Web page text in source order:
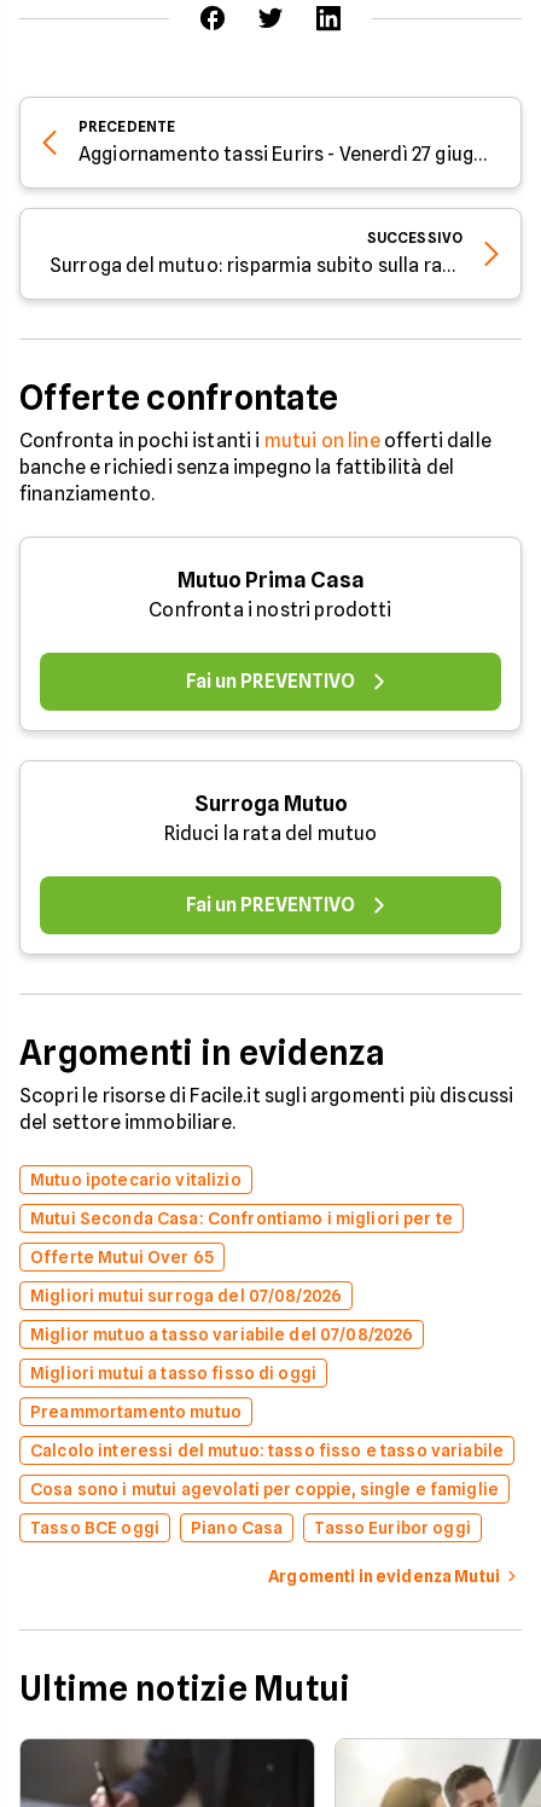
PRECEDENTE
Aggiornamento tassi Eurirs - Venerdì 27 giugno 2025
SUCCESSIVO
Surroga del mutuo: risparmia subito sulla rata da luglio 2025
Offerte confrontate
Confronta in pochi istanti i mutui on lineofferti dalle
banche e richiedi senza impegno la fattibilità del
finanziamento.
Mutuo Prima Casa
Confronta i nostri prodotti
Fai un PREVENTIVO
Surroga Mutuo
Riduci la rata del mutuo
Fai un PREVENTIVO
Argomenti in evidenza
Scopri le risorse di Facile.it sugli argomenti più discussi
del settore immobiliare.
Mutuo ipotecario vitalizio
Mutui Seconda Casa: Confrontiamo i migliori per te
Offerte Mutui Over 65
Migliori mutui surroga del 07/08/2026
Miglior mutuo a tasso variabile del 07/08/2026
Migliori mutui a tasso fisso di oggi
Preammortamento mutuo
Calcolo interessi del mutuo: tasso fisso e tasso variabile
Cosa sono i mutui agevolati per coppie, single e famiglie
Tasso BCE oggi
Piano Casa Tasso Euribor oggi
Argomenti in evidenza Mutui
Ultime notizie Mutui